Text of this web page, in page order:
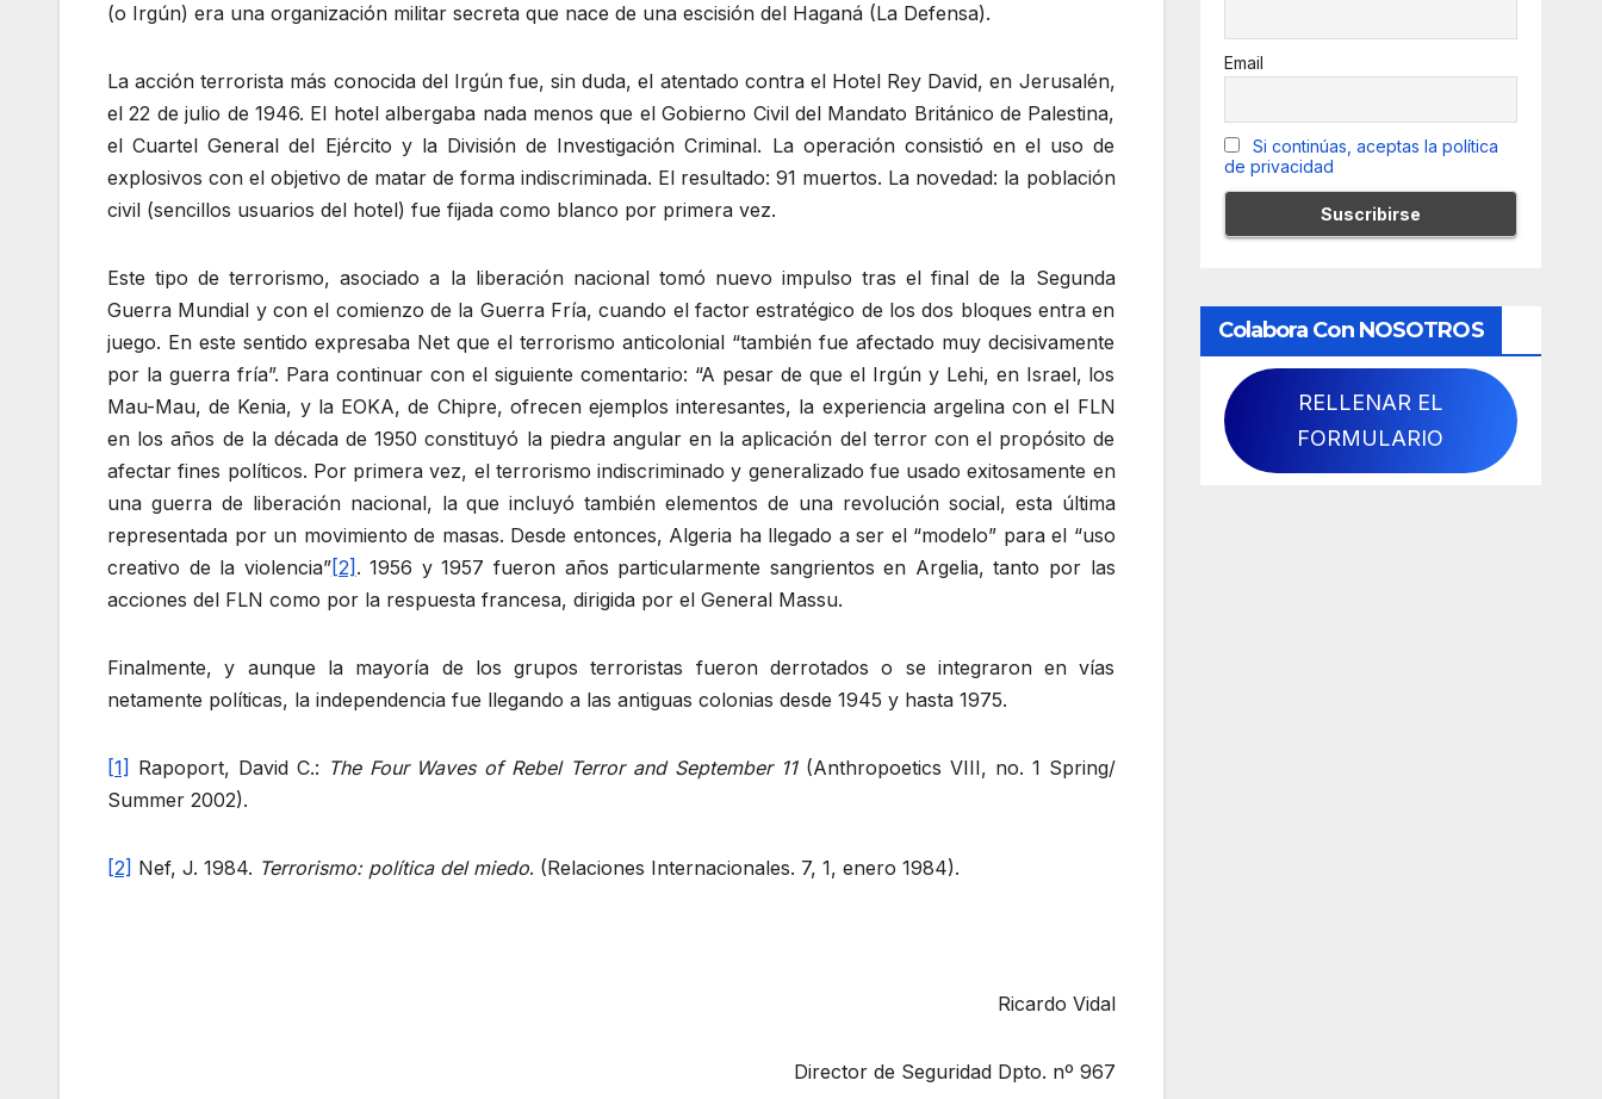
(o Irgún) era una organización militar secreta que nace de una escisión del Haganá (La Defensa).
La acción terrorista más conocida del Irgún fue, sin duda, el atentado contra el Hotel Rey David, en Jerusalén,
el 22 de julio de 1946. El hotel albergaba nada menos que el Gobierno Civil del Mandato Británico de Palestina,
el Cuartel General del Ejército y la División de Investigación Criminal. La operación consistió en el uso de
explosivos con el objetivo de matar de forma indiscriminada. El resultado: 91 muertos. La novedad: la población
civil (sencillos usuarios del hotel) fue fijada como blanco por primera vez.
Este tipo de terrorismo, asociado a la liberación nacional tomó nuevo impulso tras el final de la Segunda
Guerra Mundial y con el comienzo de la Guerra Fría, cuando el factor estratégico de los dos bloques entra en
juego. En este sentido expresaba Net que el terrorismo anticolonial “también fue afectado muy decisivamente
por la guerra fría”. Para continuar con el siguiente comentario: “A pesar de que el Irgún y Lehi, en Israel, los
Mau-Mau, de Kenia, y la EOKA, de Chipre, ofrecen ejemplos interesantes, la experiencia argelina con el FLN
en los años de la década de 1950 constituyó la piedra angular en la aplicación del terror con el propósito de
afectar fines políticos. Por primera vez, el terrorismo indiscriminado y generalizado fue usado exitosamente en
una guerra de liberación nacional, la que incluyó también elementos de una revolución social, esta última
representada por un movimiento de masas. Desde entonces, Algeria ha llegado a ser el “modelo” para el “uso
creativo de la violencia”[2] . 1956 y 1957 fueron años particularmente sangrientos en Argelia, tanto por las
acciones del FLN como por la respuesta francesa, dirigida por el General Massu.
Finalmente, y aunque la mayoría de los grupos terroristas fueron derrotados o se integraron en vías
netamente políticas, la independencia fue llegando a las antiguas colonias desde 1945 y hasta 1975.
[1] Rapoport, David C.: The Four Waves of Rebel Terror and September 11(Anthropoetics VIII, no. 1 Spring/
Summer 2002).
[2] Nef, J. 1984. Terrorismo: política del miedo. (Relaciones Internacionales. 7, 1, enero 1984).
Ricardo Vidal
Director de Seguridad Dpto. nº 967
Email
Si continúas, aceptas la política
de privacidad
Colabora Con NOSOTROS
RELLENAR EL
FORMULARIO